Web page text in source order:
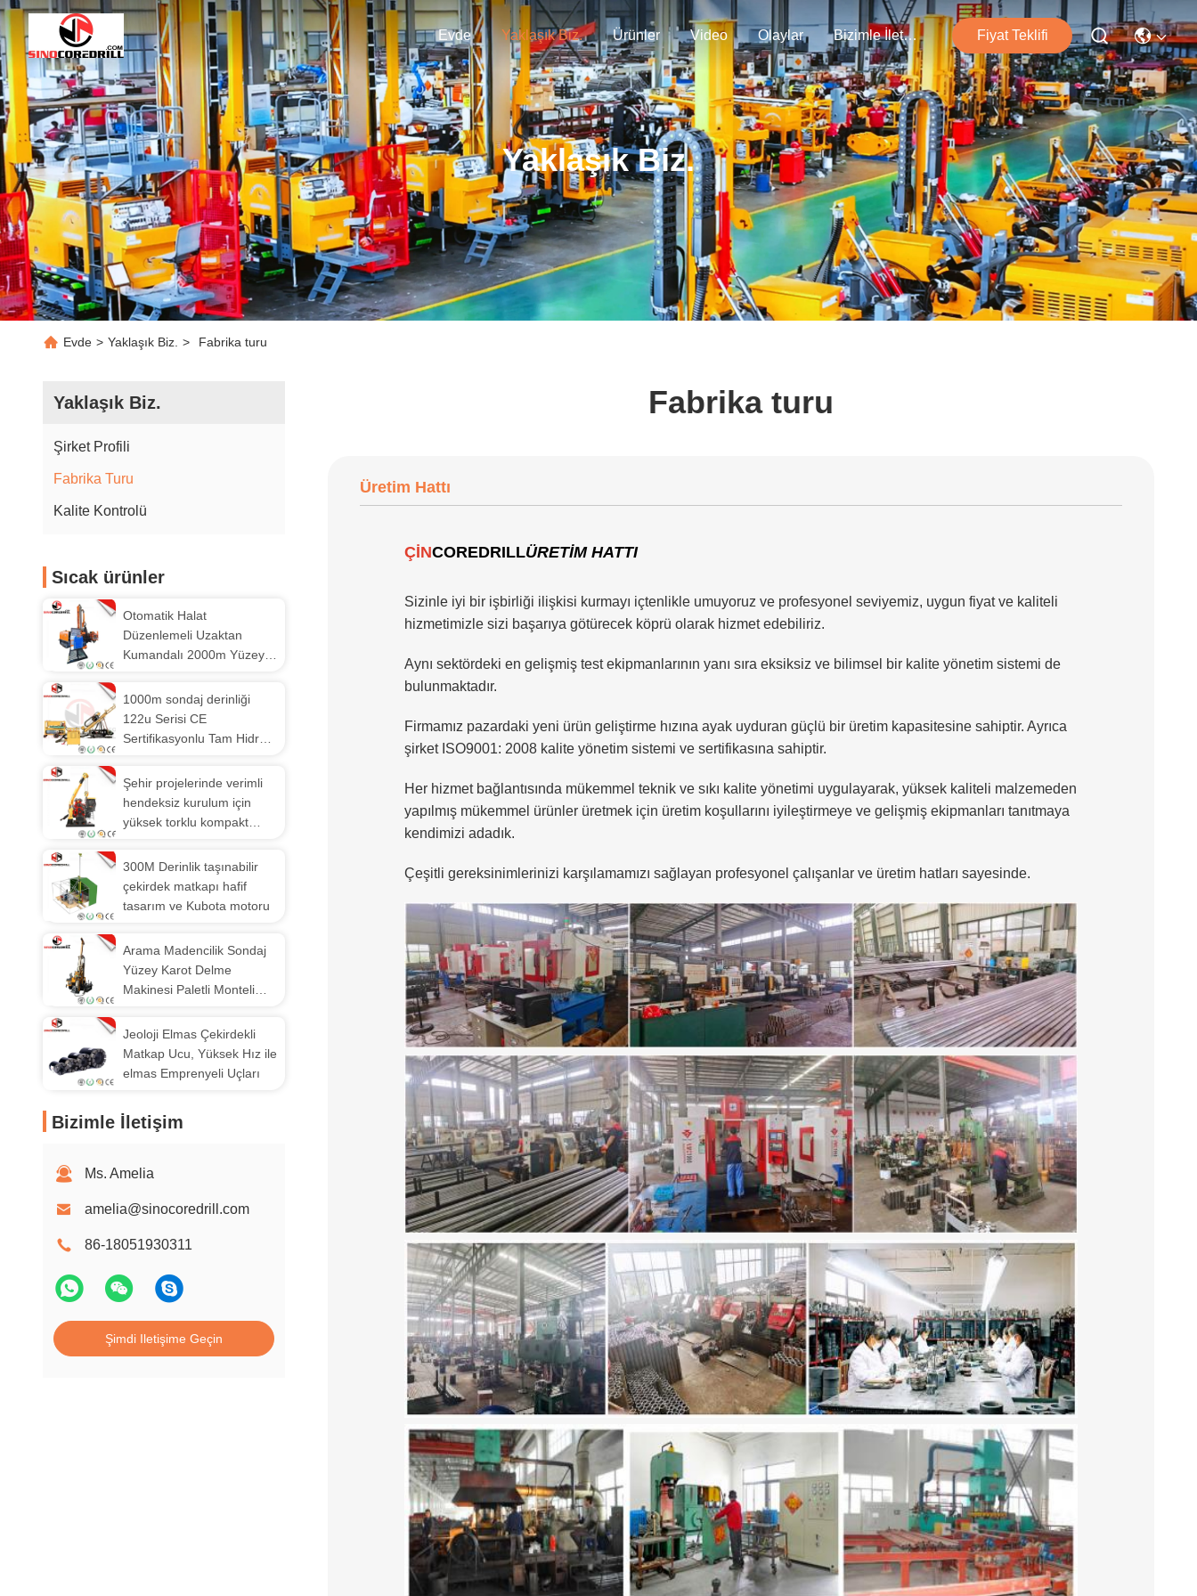
Evde Yaklaşık Biz. Ürünler Video Olaylar Bizimle İletişim Fiyat Teklifi
Yaklaşık Biz.
Evde > Yaklaşık Biz. > Fabrika turu
Yaklaşık Biz.
Şirket Profili
Fabrika Turu
Kalite Kontrolü
Sıcak ürünler
Otomatik Halat
Düzenlemeli Uzaktan
Kumandalı 2000m Yüzey
1000m sondaj derinliği
122u Serisi CE
Sertifikasyonlu Tam Hidrolik
Şehir projelerinde verimli
hendeksiz kurulum için
yüksek torklu kompakt
300M Derinlik taşınabilir
çekirdek matkapı hafif
tasarım ve Kubota motoru
Arama Madencilik Sondaj
Yüzey Karot Delme
Makinesi Paletli Monteli
Jeoloji Elmas Çekirdekli
Matkap Ucu, Yüksek Hız ile
elmas Emprenyeli Uçları
Bizimle İletişim
Ms. Amelia
amelia@sinocoredrill.com
86-18051930311
Şimdi Iletişime Geçin
Fabrika turu
Üretim Hattı
ÇİNCOREDRILLÜRETİM HATTI
Sizinle iyi bir işbirliği ilişkisi kurmayı içtenlikle umuyoruz ve profesyonel seviyemiz, uygun fiyat ve kaliteli
hizmetimizle sizi başarıya götürecek köprü olarak hizmet edebiliriz.
Aynı sektördeki en gelişmiş test ekipmanlarının yanı sıra eksiksiz ve bilimsel bir kalite yönetim sistemi de
bulunmaktadır.
Firmamız pazardaki yeni ürün geliştirme hızına ayak uyduran güçlü bir üretim kapasitesine sahiptir. Ayrıca
şirket ISO9001: 2008 kalite yönetim sistemi ve sertifikasına sahiptir.
Her hizmet bağlantısında mükemmel teknik ve sıkı kalite yönetimi uygulayarak, yüksek kaliteli malzemeden
yapılmış mükemmel ürünler üretmek için üretim koşullarını iyileştirmeye ve gelişmiş ekipmanları tanıtmaya
kendimizi adadık.
Çeşitli gereksinimlerinizi karşılamamızı sağlayan profesyonel çalışanlar ve üretim hatları sayesinde.